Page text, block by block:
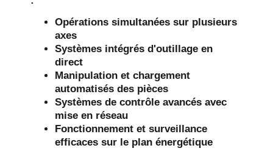
Opérations simultanées sur plusieurs
axes
Systèmes intégrés d'outillage en
direct
Manipulation et chargement
automatisés des pièces
Systèmes de contrôle avancés avec
mise en réseau
Fonctionnement et surveillance
efficaces sur le plan énergétique